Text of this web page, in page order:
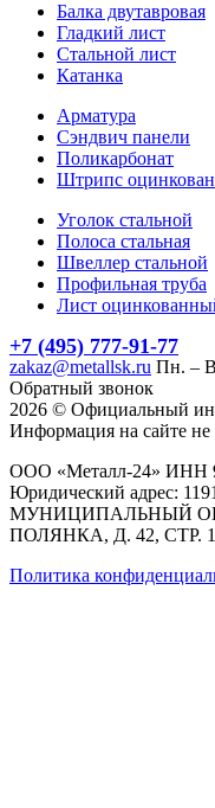
Балка двутавровая
Гладкий лист
Стальной лист
Катанка
Арматура
Сэндвич панели
Поликарбонат
Штрипс
Уголок стальной
Полоса стальная
Швеллер стальной
Профильная труба
Лист
+7 (495) 777-91-77
zakaz@metallsk.ru Пн. –
Обратный звонок
2026 © Официальный
Информация на сайте не
ООО «Металл-24» ИНН
Юридический адрес:
МУНИЦИПАЛЬНЫЙ
ПОЛЯНКА, Д. 42, СТР.
Политика